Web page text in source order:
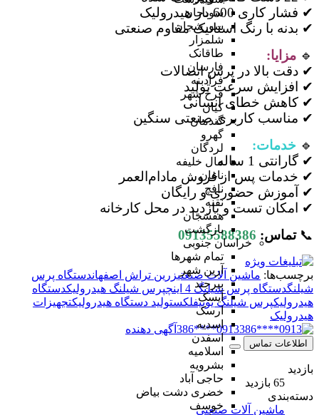
سودجان
سورشجان
شلمزار
طاقانک
فارسان
فرادبنه
فرخ شهر
کیان
گندمان
گهرو
لردگان
مال خلیفه
ناغان
نافچ
نقنه
هفشجان
بازگشت
خراسان جنوبی
تمام شهر‌ها
آرین شهر
بیرجند
آیسک
ارسک
اسدیه
اسفدن
اسلامیه
بشرویه
حاجی آباد
خضری دشت بیاض
خوسف
✔ فشار کاری 600 بار هیدرولیک
✔ بدنه با رنگ استاتیک مقاوم صنعتی
🔹 مزایا:
✔ دقت بالا در پرس اتصالات
✔ افزایش سرعت تولید
✔ کاهش خطای انسانی
✔ مناسب کاربری صنعتی سنگین
🔹 خدمات:
✔ گارانتی 1 ساله
✔ خدمات پس از فروش مادام‌العمر
✔ آموزش حضوری و رایگان
✔ امکان تست و بازدید در محل کارخانه
📞 تماس: 09135588386
برچسب‌ها: ماشین آلات صنعتیزرین تراش اصفهاندستگاه پرس
شیلنگدستگاه پرس شیلنگ 4 اینچ پرس شیلنگ هیدرولیکدستگاه
هیدرولیکپرس شیلنگ یونیفلکستولید دستگاه هیدرولیکتجهیزات
هیدرولیک
0913****386
آگهی دهنده
اطلاعات تماس
بازدید
65 بازدید
دسته‌بندی
ماشین آلات صنعتی